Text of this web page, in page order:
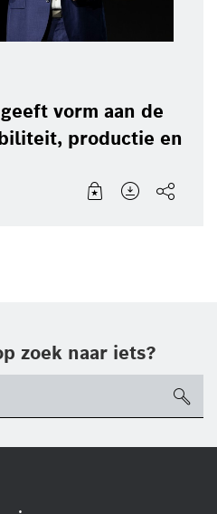
vorm aan de
productie en
zoek naar iets?